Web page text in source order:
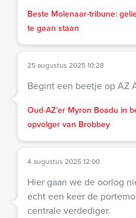
Beste Molenaar-tribune:
te gaan staan
25 augustus 2025 10:28
Begint een beetje op AZ
Oud-AZ’er Myron Boadu in
opvolger van Brobbey
4 augustus 2025 12:00
Hier gaan we de oorlog
echt een keer de
centrale verdediger.